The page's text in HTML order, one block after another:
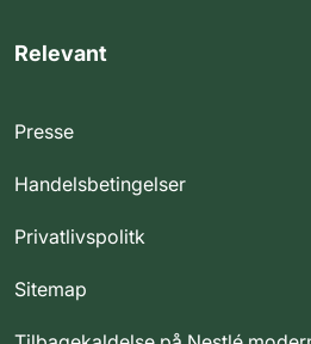
Relevant
Presse
Handelsbetingelser
Privatlivspolitk
Sitemap